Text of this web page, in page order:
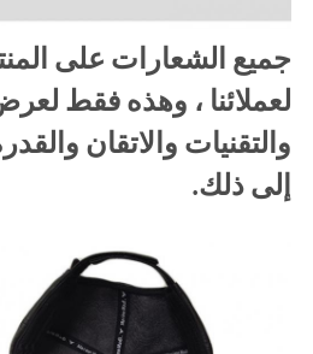
جميع الشعارات على
لعملائنا ، وهذه فقط
والتقنيات والاتقان
إلى ذلك.